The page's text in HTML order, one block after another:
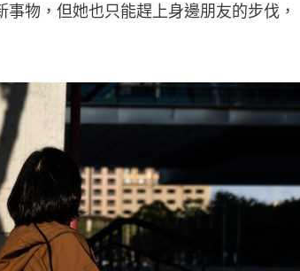
物，但她也只能趕上身邊朋友的步伐，